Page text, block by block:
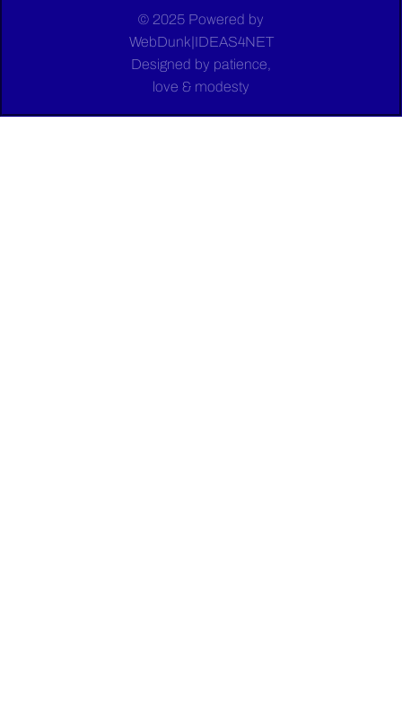
© 2025 Powered by
WebDunk|IDEAS4NET
Designed by patience,
love & modesty